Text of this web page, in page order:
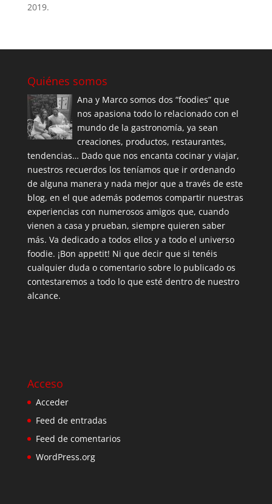
2019.
Quiénes somos
Ana y Marco somos dos “foodies” que
nos apasiona todo lo relacionado con el
mundo de la gastronomía, ya sean
creaciones, productos, restaurantes,
tendencias… Dado que nos encanta cocinar y viajar,
nuestros recuerdos los teníamos que ir ordenando
de alguna manera y nada mejor que a través de este
blog, en el que además podemos compartir nuestras
experiencias con numerosos amigos que, cuando
vienen a casa y prueban, siempre quieren saber
más. Va dedicado a todos ellos y a todo el universo
foodie. ¡Bon appetit! Ni que decir que si tenéis
cualquier duda o comentario sobre lo publicado os
contestaremos a todo lo que esté dentro de nuestro
alcance.
Acceso
Acceder
Feed de entradas
Feed de comentarios
WordPress.org